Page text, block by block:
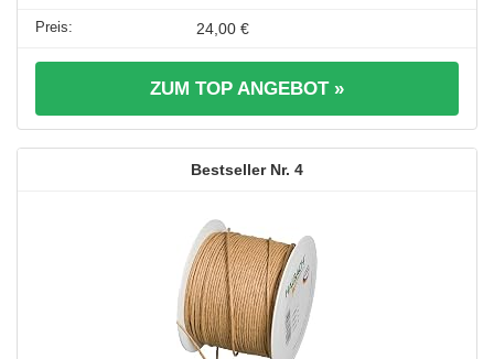
24,00 €
ZUM TOP ANGEBOT »
4